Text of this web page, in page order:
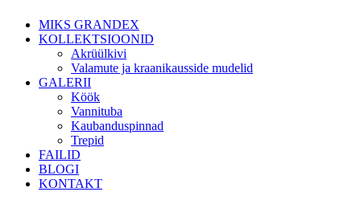
MIKS GRANDEX
KOLLEKTSIOONID
Akrüülkivi
Valamute ja kraanikausside mudelid
GALERII
Köök
Vannituba
Kaubanduspinnad
Trepid
FAILID
BLOGI
KONTAKT